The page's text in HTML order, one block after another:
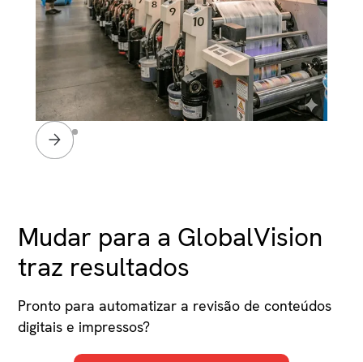
Slide 2 of 4.
Mudar para a GlobalVision
traz resultados
Pronto para automatizar a revisão de conteúdos
digitais e impressos?